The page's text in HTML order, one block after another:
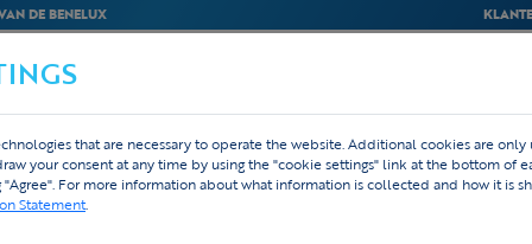
DE BENELUX
BEDRIJVEN
that are necessary to operate the website. Additional cookies are only
your consent at any time by using the "cookie settings" link at the bottom of
For more information about what information is collected and how it is
Statement.